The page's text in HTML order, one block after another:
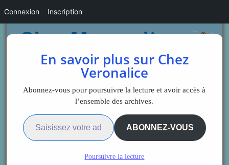
Sidebar
En savoir plus sur Chez
Veronalice
Abonnez-vous pour poursuivre la lecture et avoir accès à
l’ensemble des archives.
Saisissez votre adresse e-mail…
ABONNEZ-VOUS
Poursuivre la lecture
Connexion Inscription